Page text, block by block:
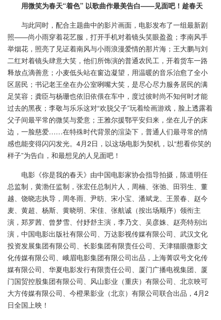
用微笑为春天“着色” 以歌曲作最美告白——见面吧！趁春天
与此同时，配合主题曲中的影片画面，电影发布了一组最新剧
照——尚小雨穿着花艺服，打开手机对着镜头笑眼盈盈；李南风手
举烟花，照亮了见证着南风与小雨浪漫爱情的那片海；王大鹏与刘
二红对着镜头肆意大笑，他们所饰演的普通农民工，开着货车一路
释放点滴善意；小麦低头站在窗边凝望，用温暖的音乐治愈了全小
区居民；书记老王坐在办公室咧嘴大笑，是尽心尽力服务居民的满
足笑容；龚臣与杨珊也依旧依偎在车中，度过彼时尚不知何时才能
过去的黑夜；李敬与乐乐这对“欢脱父子”玩着绘画游戏，脸上透露着
父子间最平常的微笑与爱意；王雅尔援鄂平安归来，坐在儿子的床
边，一脸慈爱……在特殊时代背景的渲染下，普通人们最寻常的情
感也能变得闪闪发光。4月2日，以这场电影为契机，以“想看你笑的
样子”为告白，和最想见的人见面吧！
电影《你是我的春天》由中国电影家协会指导拍摄，陈道明任
总监制，黄渤任监制，张宏任总制片人，周楠、张弛、田羽生、董
越、饶晓志执导，周冬雨、尹昉、宋小宝、潘斌龙、王景春、赵今
麦、黄超、杨斯、黄晓明、宋佳、张航诚（按出场顺序）领衔主
演，郑罗茜、曾梦雪、付妤舒主演，李乃文、吴彦姝、赵亮特别出
演，中国电影出版社有限公司、万达影视传媒有限公司、武汉文化
投资发展集团有限公司、长影集团有限责任公司、天津猫眼微影文
化传媒有限公司、峨眉电影集团有限公司出品，上海菁叹号文化传
媒有限公司、华夏电影发行有限责任公司、厦门广播电视集团、厦
门国贸控股集团有限公司、风山影业（重庆）有限公司、北京映可
大方传媒有限公司、今橙果影业（北京）有限公司联合出品，4月2
日全国上映！